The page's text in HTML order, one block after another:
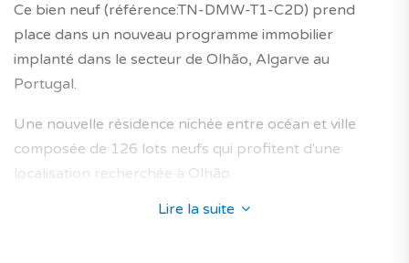
Honoraires agence et garantie décennale du
constructeur inclus dans le prix affiché.
Ce bien neuf (référence:TN-DMW-T1-C2D) prend
place dans un nouveau programme immobilier
implanté dans le secteur de Olhão, Algarve au
Portugal.
Une nouvelle résidence nichée entre océan et ville
composée de 126 lots neufs qui profitent d'une
localisation recherchée à Olhão.
Son architecture s'insère parfaitement dans la zone
Lire la suite